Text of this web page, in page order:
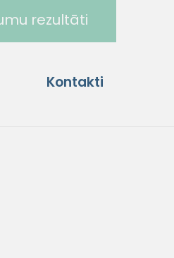
rezultāti
Kontakti